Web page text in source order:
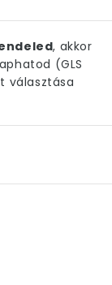
, akkor
(GLS
választása